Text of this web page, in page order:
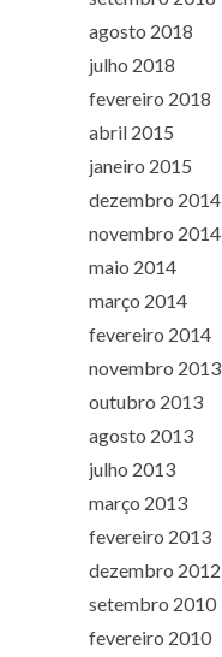
agosto 2018
julho 2018
fevereiro 2018
abril 2015
janeiro 2015
dezembro 2014
novembro 2014
maio 2014
março 2014
fevereiro 2014
novembro 2013
outubro 2013
agosto 2013
julho 2013
março 2013
fevereiro 2013
dezembro 2012
setembro 2010
fevereiro 2010